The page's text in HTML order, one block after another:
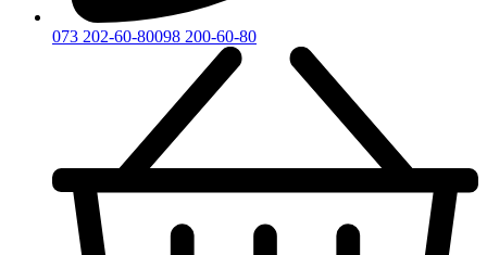
073 202-60-80098 200-60-80